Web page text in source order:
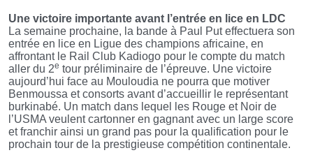
Une victoire importante avant l’entrée en lice en LDC
La semaine prochaine, la bande à Paul Put effectuera son
entrée en lice en Ligue des champions africaine, en
affrontant le Rail Club Kadiogo pour le compte du match
aller du 2e tour préliminaire de l’épreuve. Une victoire
aujourd’hui face au Mouloudia ne pourra que motiver
Benmoussa et consorts avant d’accueillir le représentant
burkinabé. Un match dans lequel les Rouge et Noir de
l’USMA veulent cartonner en gagnant avec un large score
et franchir ainsi un grand pas pour la qualification pour le
prochain tour de la prestigieuse compétition continentale.